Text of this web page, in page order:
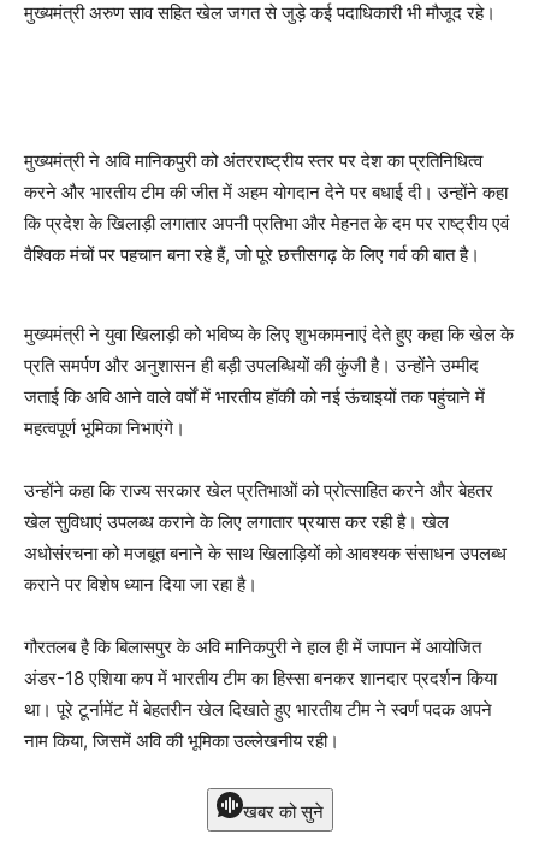
मुख्यमंत्री अरुण साव सहित खेल जगत से जुड़े कई पदाधिकारी भी मौजूद रहे।
मुख्यमंत्री ने अवि मानिकपुरी को अंतरराष्ट्रीय स्तर पर देश का प्रतिनिधित्व
करने और भारतीय टीम की जीत में अहम योगदान देने पर बधाई दी। उन्होंने कहा
कि प्रदेश के खिलाड़ी लगातार अपनी प्रतिभा और मेहनत के दम पर राष्ट्रीय एवं
वैश्विक मंचों पर पहचान बना रहे हैं, जो पूरे छत्तीसगढ़ के लिए गर्व की बात है।
मुख्यमंत्री ने युवा खिलाड़ी को भविष्य के लिए शुभकामनाएं देते हुए कहा कि खेल के
प्रति समर्पण और अनुशासन ही बड़ी उपलब्धियों की कुंजी है। उन्होंने उम्मीद
जताई कि अवि आने वाले वर्षों में भारतीय हॉकी को नई ऊंचाइयों तक पहुंचाने में
महत्वपूर्ण भूमिका निभाएंगे।
उन्होंने कहा कि राज्य सरकार खेल प्रतिभाओं को प्रोत्साहित करने और बेहतर
खेल सुविधाएं उपलब्ध कराने के लिए लगातार प्रयास कर रही है। खेल
अधोसंरचना को मजबूत बनाने के साथ खिलाड़ियों को आवश्यक संसाधन उपलब्ध
कराने पर विशेष ध्यान दिया जा रहा है।
गौरतलब है कि बिलासपुर के अवि मानिकपुरी ने हाल ही में जापान में आयोजित
अंडर-18 एशिया कप में भारतीय टीम का हिस्सा बनकर शानदार प्रदर्शन किया
था। पूरे टूर्नामेंट में बेहतरीन खेल दिखाते हुए भारतीय टीम ने स्वर्ण पदक अपने
नाम किया, जिसमें अवि की भूमिका उल्लेखनीय रही।
खबर को सुने